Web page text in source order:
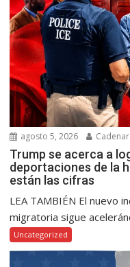
agosto 5, 2026
Trump se acerca a
deportaciones de la
están las cifras
LEA TAMBIÉN El nuevo
migratoria sigue
Uncategorized